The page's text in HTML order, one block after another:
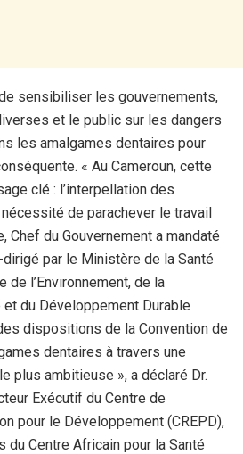
sensibiliser les gouvernements,
et le public sur les dangers
les amalgames dentaires pour
« Au Cameroun, cette
clé : l’interpellation des
de parachever le travail
Chef du Gouvernement a mandaté
par le Ministère de la Santé
l’Environnement, de la
du Développement Durable
dispositions de la Convention de
dentaires à travers une
plus ambitieuse », a déclaré Dr.
Exécutif du Centre de
pour le Développement (CREPD),
du Centre Africain pour la Santé